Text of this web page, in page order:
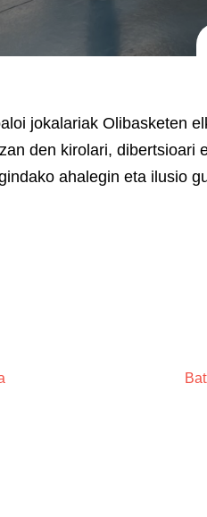
jokalariak Olibasketen
den kirolari, dibertsioari
ahalegin eta ilusio